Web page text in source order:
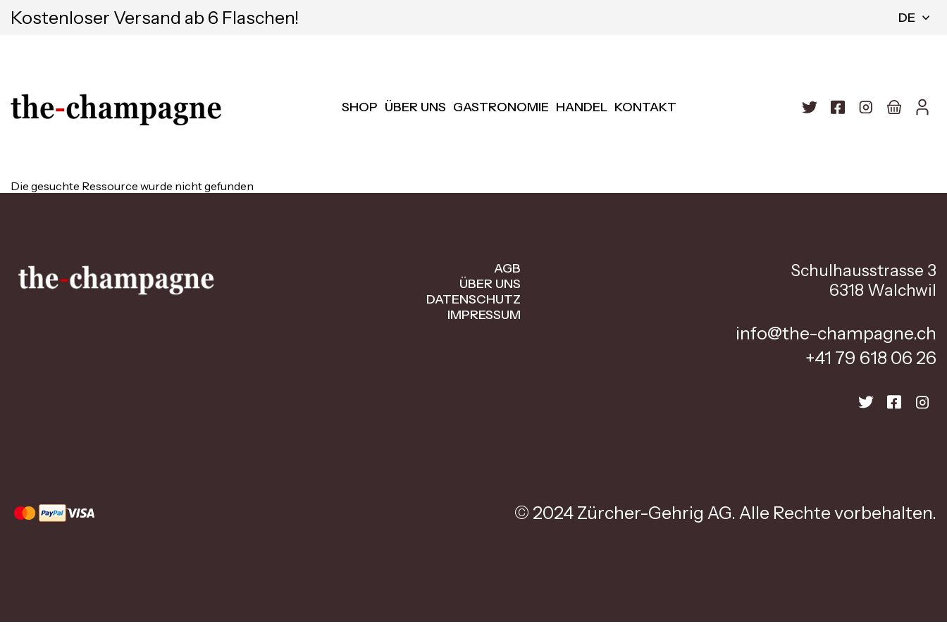
Kostenloser Versand ab 6 Flaschen! DE
SHOP ÜBER UNS GASTRONOMIE HANDEL KONTAKT
Die gesuchte Ressource wurde nicht gefunden
AGB
ÜBER UNS
DATENSCHUTZ
IMPRESSUM
Schulhausstrasse 3
6318 Walchwil
info@the-champagne.ch
+41 79 618 06 26
© 2024 Zürcher-Gehrig AG. Alle Rechte vorbehalten.